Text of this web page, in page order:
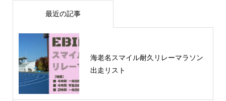
最近の記事
海老名スマイル耐久リレーマラソン
出走リスト